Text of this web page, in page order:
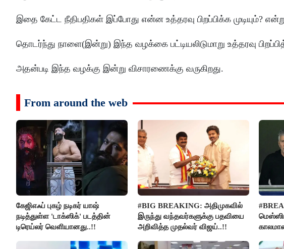
இதை கேட்ட நீதிபதிகள் இப்போது என்ன உத்தரவு பிறப்பிக்க முடியும்?
தொடர்ந்து நாளை(இன்று) இந்த வழக்கை பட்டியலிடுமாறு உத்தரவு
அதன்படி இந்த வழக்கு இன்று விசாரணைக்கு வருகிறது.
From around the web
கேஜிஎஃப் புகழ் நடிகர் யாஷ்
நடித்துள்ள 'டாக்‌ஸிக்' படத்தின்
டிரெய்லர் வெளியானது..!!
#BIG BREAKING: அதிமுகவில்
இருந்து வந்தவர்களுக்கு பதவியை
அறிவித்த முதல்வர் விஜய்..!!